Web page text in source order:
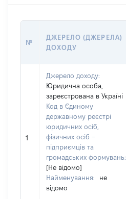
№
ДЖЕРЕЛО (ДЖЕРЕЛА)
ДОХОДУ
1
Джерело доходу:
Юридична особа,
зареєстрована в Україні
Код в Єдиному
державному реєстрі
юридичних осіб,
фізичних осіб –
підприємців та
громадських формувань:
[Не відомо]
Найменування:
не
відомо